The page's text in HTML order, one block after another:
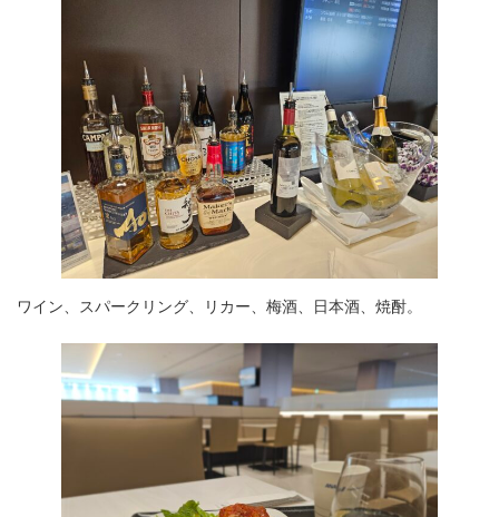
ワイン、スパークリング、リカー、梅酒、日本酒、焼酎。